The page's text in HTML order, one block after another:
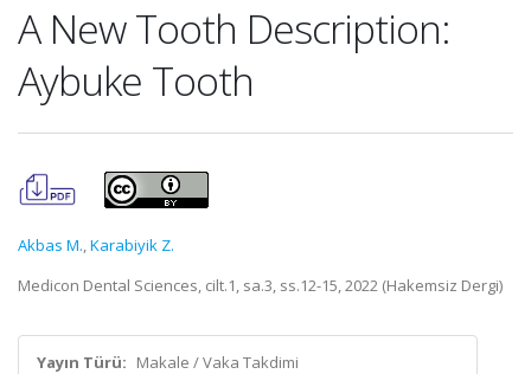
A New Tooth Description:
Aybuke Tooth
Akbas M.,Karabiyik Z.
Medicon Dental Sciences, cilt.1, sa.3, ss.12-15, 2022 (Hakemsiz Dergi)
Yayın Türü: Makale / Vaka Takdimi